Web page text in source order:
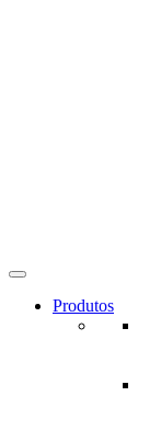
Produtos